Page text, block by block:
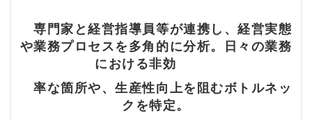
専門家と経営指導員等が連携し、経営実態
や業務プロセスを多角的に分析。日々の業務
における非効
率な箇所や、生産性向上を阻むボトルネッ
クを特定。